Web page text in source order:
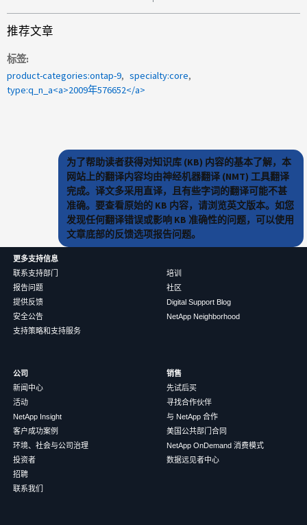
推荐文章
标签
product-categories:ontap-9
specialty:core
type:q_n_a<a>2009年576652</a>
为了帮助读者获得对知识库 (KB) 内容的基本了解，本
网站上的翻译内容均由神经机器翻译 (NMT) 工具翻译
完成。译文多采用直译，且有些字词的翻译可能不甚
准确。要查看原始的 KB 内容，请浏览英文版本。如您
发现任何翻译错误或影响 KB 准确性的问题，可以使用
文章底部的反馈选项报告问题。
更多支持信息
联系支持部门
报告问题
提供反馈
安全公告
支持策略和支持服务
培训
社区
Digital Support Blog
NetApp Neighborhood
公司
新闻中心
活动
NetApp Insight
客户成功案例
环境、社会与公司治理
投资者
招聘
联系我们
销售
先试后买
寻找合作伙伴
与 NetApp 合作
美国公共部门合同
NetApp OnDemand 消费模式
数据远见者中心